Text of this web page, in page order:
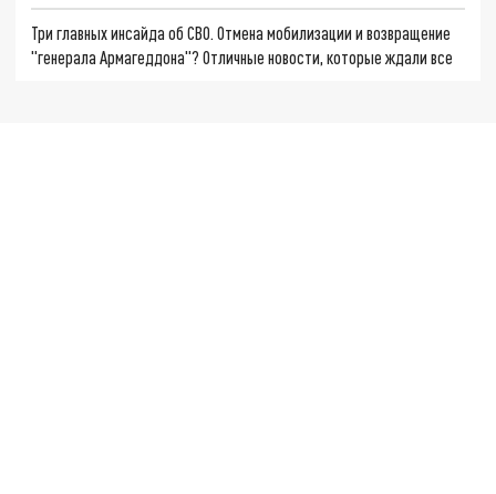
Три главных инсайда об СВО. Отмена мобилизации и возвращение
"генерала Армагеддона"? Отличные новости, которые ждали все